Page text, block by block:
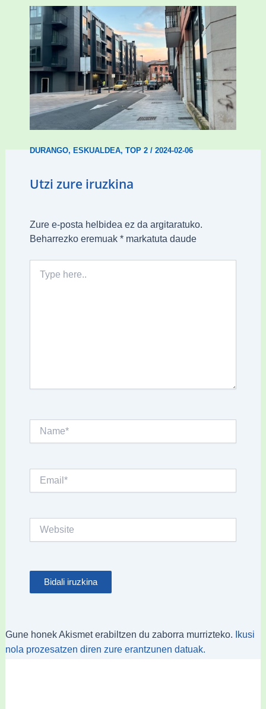
Udal etxebizitza tasatuei buruzko lehen
ordenantza izango du Durangok
DURANGO,ESKUALDEA,TOP 2/2024-02-06
Utzi zure iruzkina
Zure e-posta helbidea ez da argitaratuko.
Beharrezko eremuak *markatuta daude
here..
Name*
Gune honek Akismet erabiltzen du zaborra murrizteko.
Ikusi
nola prozesatzen diren zure erantzunen datuak.